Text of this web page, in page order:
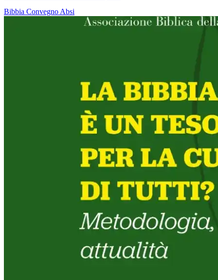
Bibbia Convegno Absi